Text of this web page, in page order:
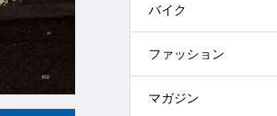
バイク
ファッション
マガジン